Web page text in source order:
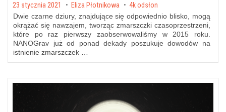
Posted on
23 stycznia 2021 by Eliza Płotnikowa 4k odsłon
Dwie czarne dziury, znajdujące się odpowiednio blisko, mogą
okrążać się nawzajem, tworząc zmarszczki czasoprzestrzeni,
które po raz pierwszy zaobserwowaliśmy w 2015 roku.
NANOGrav już od ponad dekady poszukuje dowodów na
istnienie zmarszczek …